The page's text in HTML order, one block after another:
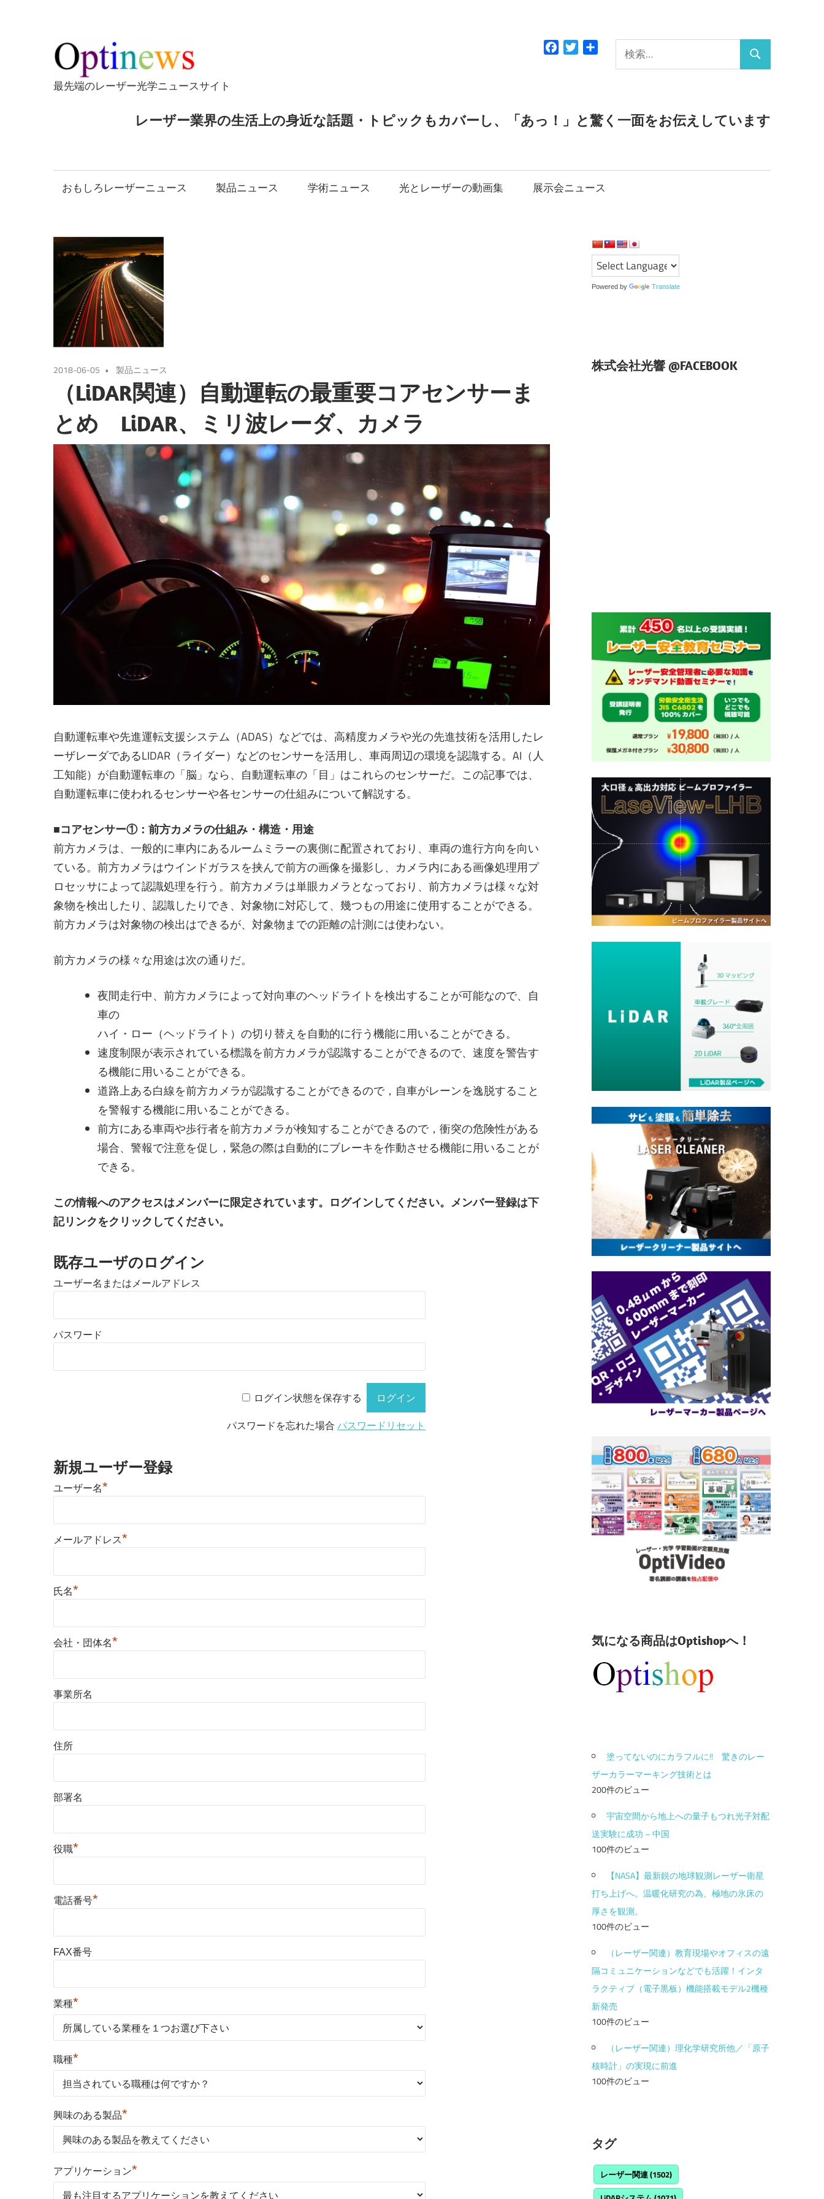
テ
ン
ツ
プ
最先端のレーザー光学ニュースサイト
索:
検
Facebook
Twitter
レーザー業界の生活上の身近な話題・トピックもカバーし、「あっ！」と驚く一面をお伝えしています
おもしろレーザーニュース 製品ニュース 学術ニュース 光とレーザーの動画集 展示会ニュース
2018-06-05 製品ニュース
（LiDAR関連）自動運転の最重要コアセンサーま
とめ LiDAR、ミリ波レーダ、カメラ
自動運転車や先進運転支援システム（ADAS）などでは、高精度カメラや光の先進技術を活用したレ
ーザレーダであるLIDAR（ライダー）などのセンサーを活用し、車両周辺の環境を認識する。AI（人
工知能）が自動運転車の「脳」なら、自動運転車の「目」はこれらのセンサーだ。この記事では、
自動運転車に使われるセンサーや各センサーの仕組みについて解説する。
■コアセンサー①：前方カメラの仕組み・構造・用途
前方カメラは、一般的に車内にあるルームミラーの裏側に配置されており、車両の進行方向を向い
ている。前方カメラはウインドガラスを挟んで前方の画像を撮影し、カメラ内にある画像処理用プ
ロセッサによって認識処理を行う。前方カメラは単眼カメラとなっており、前方カメラは様々な対
象物を検出したり、認識したりでき、対象物に対応して、幾つもの用途に使用することができる。
前方カメラは対象物の検出はできるが、対象物までの距離の計測には使わない。
前方カメラの様々な用途は次の通りだ。
夜間走行中、前方カメラによって対向車のヘッドライトを検出することが可能なので、自
車の
ハイ・ロー（ヘッドライト）の切り替えを自動的に行う機能に用いることができる。
速度制限が表示されている標識を前方カメラが認識することができるので、速度を警告す
る機能に用いることができる。
道路上ある白線を前方カメラが認識することができるので，自車がレーンを逸脱すること
を警報する機能に用いることができる。
前方にある車両や歩行者を前方カメラが検知することができるので，衝突の危険性がある
場合、警報で注意を促し，緊急の際は自動的にブレーキを作動させる機能に用いることが
できる。
この情報へのアクセスはメンバーに限定されています。ログインしてください。メンバー登録は下
記リンクをクリックしてください。
既存ユーザのログイン
ユーザー名またはメールアドレス
パスワード
ログイン状態を保存する
パスワードを忘れた場合パスワードリセット
新規ユーザー登録
ユーザー名*
メールアドレス*
氏名*
会社・団体名*
事業所名
住所
部署名
役職*
電話番号*
FAX番号
業種*
職種*
興味のある製品*
アプリケーション*
Powered by Translate
株式会社光響 @FACEBOOK
気になる商品はOptishopへ！
塗ってないのにカラフルに!! 驚きのレー
ザーカラーマーキング技術とは
200件のビュー
宇宙空間から地上への量子もつれ光子対配
送実験に成功 – 中国
100件のビュー
【NASA】最新鋭の地球観測レーザー衛星
打ち上げへ。温暖化研究の為、極地の氷床の
厚さを観測。
100件のビュー
（レーザー関連）教育現場やオフィスの遠
隔コミュニケーションなどでも活躍！インタ
ラクティブ（電子黒板）機能搭載モデル2機種
新発売
100件のビュー
（レーザー関連）理化学研究所他／「原子
核時計」の実現に前進
100件のビュー
タグ
レーザー関連(1502)